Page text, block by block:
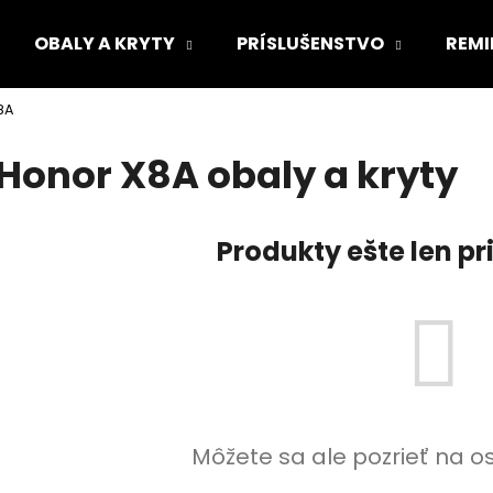
OBALY A KRYTY PRÍSLUŠENSTVO
X8A obaly a kryty
Produkty ešte len
Môžete sa ale pozrieť na
Čo potrebujete nájsť?